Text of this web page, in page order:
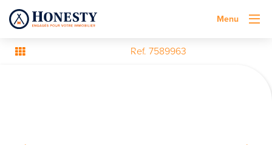
Menu
Ref. 7589963